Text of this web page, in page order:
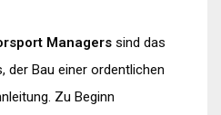
Managers sind das
der Bau einer ordentlichen
Zu Beginn